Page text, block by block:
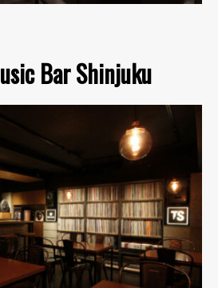
Bar Shinjuku